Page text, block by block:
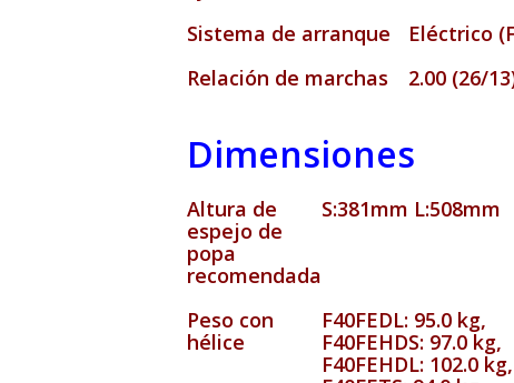
Sistema de arranque
Eléctrico
Relación de marchas
2.00 (26/
Dimensiones
Altura de
espejo de
popa
recomendada
S:381mm L:508mm
Peso con
hélice
F40FEDL: 95.0 kg,
F40FEHDS: 97.0 kg,
F40FEHDL: 102.0 kg,